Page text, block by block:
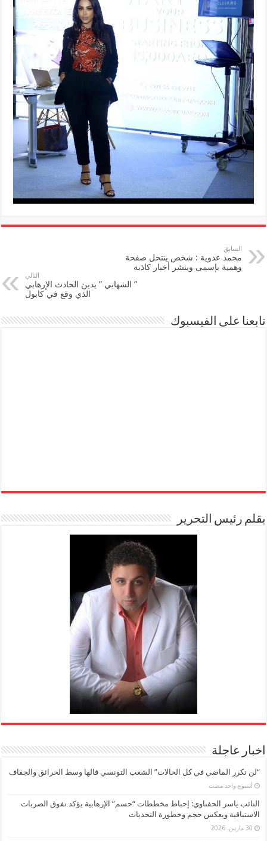
السابق
محمد عدوية : شخص ينتحل صفحة
وهمية بإسمى وينشر أخبار كاذبة
التالي
” الشهابي ” يدين الحادث الإرهابي
الذي وقع في كابول
تابعنا على الفيسبوك
بقلم رئيس التحرير
اخبار عاجلة
“لن نكرر الماضي في كل الحالات” الشعب التونسي قالها وسط الحرائق والجفاف
‏أسبوع واحد مضت
النائب ياسر الحفناوي: إحباط مخططات “حسم” الإرهابية يؤكد تفوق الضربات
الاستباقية ويعكس حجم وخطورة التحديات
30 مارس، 2026